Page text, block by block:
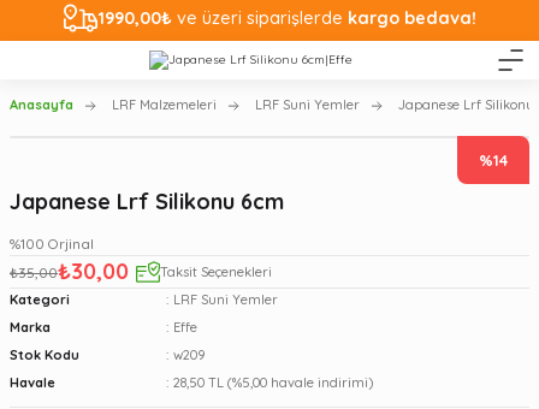
1990,00₺ ve üzeri siparişlerde kargo bedava!
Anasayfa LRF Malzemeleri LRF Suni Yemler Japanese Lrf Silikonu
%14
Japanese Lrf Silikonu 6cm
%100 Orjinal
₺35,00₺30,00
Taksit Seçenekleri
Kategori
LRF Suni Yemler
Marka
Effe
Stok Kodu
w209
Havale
28,50 TL (%5,00 havale indirimi)